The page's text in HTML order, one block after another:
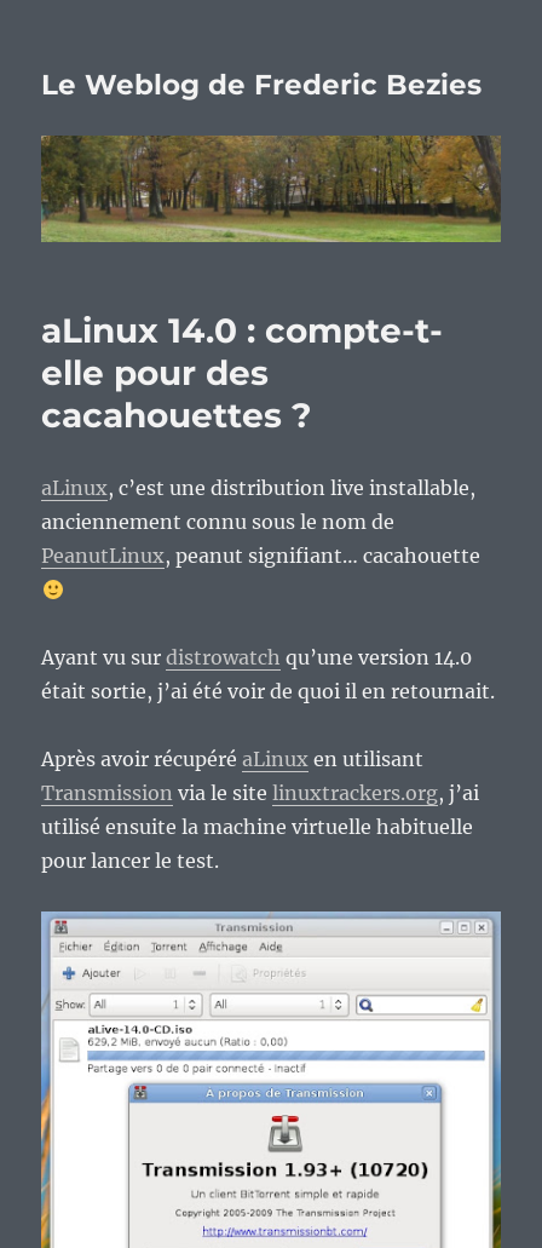
Le Weblog de Frederic Bezies
aLinux 14.0 : compte-t-
elle pour des
cacahouettes ?
aLinux, c’est une distribution live installable,
anciennement connu sous le nom de
PeanutLinux, peanut signifiant… cacahouette
Ayant vu surdistrowatch qu’une version 14.0
était sortie, j’ai été voir de quoi il en retournait.
Après avoir récupéréaLinux en utilisant
Transmission via le sitelinuxtrackers.org, j’ai
utilisé ensuite la machine virtuelle habituelle
pour lancer le test.